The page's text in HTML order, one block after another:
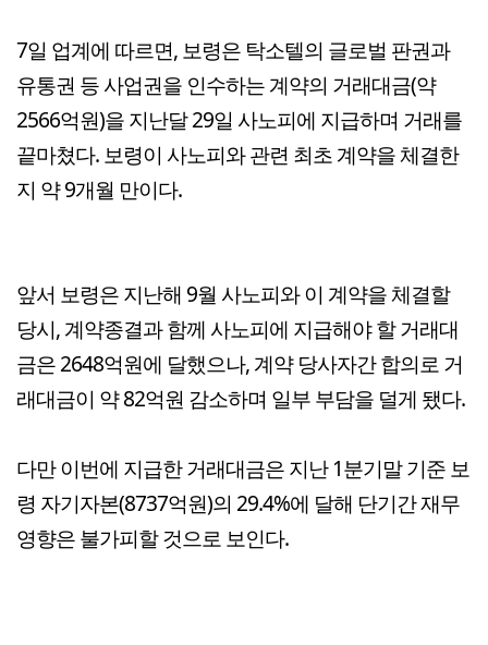
7일 업계에 따르면, 보령은 탁소텔의 글로벌 판권과
유통권 등 사업권을 인수하는 계약의 거래대금(약
2566억원)을 지난달 29일 사노피에 지급하며 거래를
끝마쳤다. 보령이 사노피와 관련 최초 계약을 체결한
지 약 9개월 만이다.
앞서 보령은 지난해 9월 사노피와 이 계약을 체결할
당시, 계약종결과 함께 사노피에 지급해야 할 거래대
금은 2648억원에 달했으나, 계약 당사자간 합의로 거
래대금이 약 82억원 감소하며 일부 부담을 덜게 됐다.
다만 이번에 지급한 거래대금은 지난 1분기말 기준 보
령 자기자본(8737억원)의 29.4%에 달해 단기간 재무
영향은 불가피할 것으로 보인다.